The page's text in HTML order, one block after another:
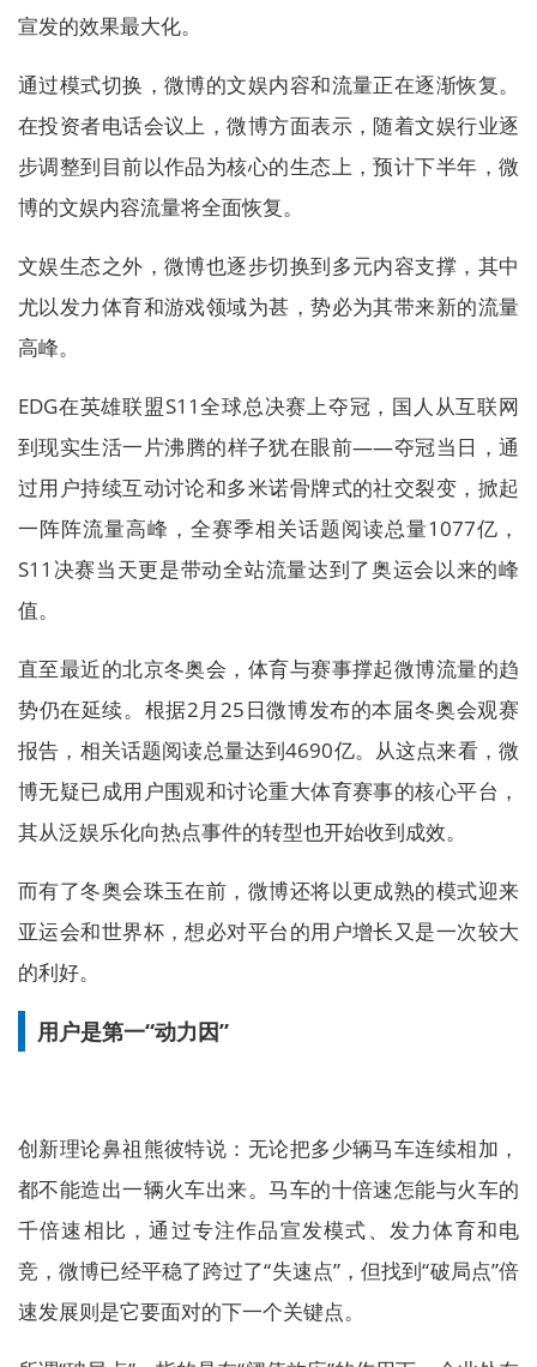
宣发的效果最大化。
通过模式切换，微博的文娱内容和流量正在逐渐恢复。
在投资者电话会议上，微博方面表示，随着文娱行业逐
步调整到目前以作品为核心的生态上，预计下半年，微
博的文娱内容流量将全面恢复。
文娱生态之外，微博也逐步切换到多元内容支撑，其中
尤以发力体育和游戏领域为甚，势必为其带来新的流量
高峰。
EDG在英雄联盟S11全球总决赛上夺冠，国人从互联网
到现实生活一片沸腾的样子犹在眼前——夺冠当日，通
过用户持续互动讨论和多米诺骨牌式的社交裂变，掀起
一阵阵流量高峰，全赛季相关话题阅读总量1077亿，
S11决赛当天更是带动全站流量达到了奥运会以来的峰
值。
直至最近的北京冬奥会，体育与赛事撑起微博流量的趋
势仍在延续。根据2月25日微博发布的本届冬奥会观赛
报告，相关话题阅读总量达到4690亿。从这点来看，微
博无疑已成用户围观和讨论重大体育赛事的核心平台，
其从泛娱乐化向热点事件的转型也开始收到成效。
而有了冬奥会珠玉在前，微博还将以更成熟的模式迎来
亚运会和世界杯，想必对平台的用户增长又是一次较大
的利好。
用户是第一“动力因”
创新理论鼻祖熊彼特说：无论把多少辆马车连续相加，
都不能造出一辆火车出来。马车的十倍速怎能与火车的
千倍速相比，通过专注作品宣发模式、发力体育和电
竞，微博已经平稳了跨过了“失速点”，但找到“破局点”倍
速发展则是它要面对的下一个关键点。